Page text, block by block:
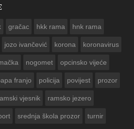
gračac hkk rama hnk rama
jozo ivančević korona koronavirus
nogomet opcinsko vijeće
franjo policija povijest prozor
vjesnik ramsko jezero
srednja škola prozor turnir